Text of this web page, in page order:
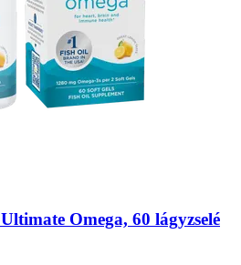
Ultimate Omega, 60 lágyzselé